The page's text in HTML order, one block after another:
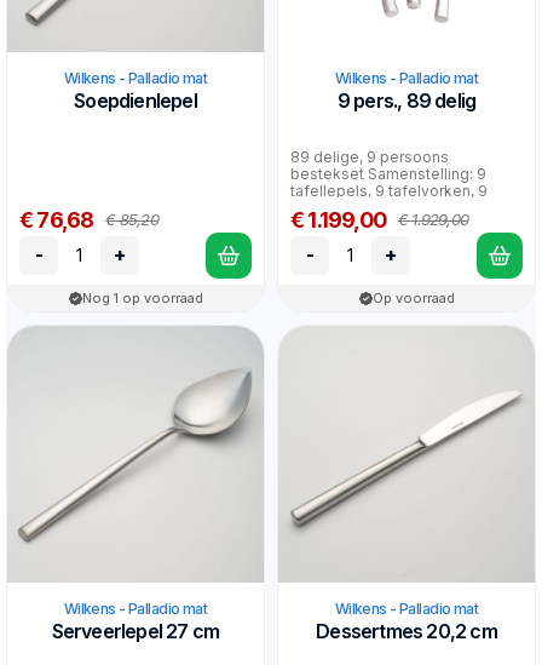
Wilkens - Palladio mat
Soepdienlepel
€ 76,68 € 85,20
- +
Nog 1 op voorraad
Wilkens - Palladio mat
9 pers., 89 delig
89 delige, 9 persoons
bestekset Samenstelling: 9
tafellepels, 9 tafelvorken, 9
€ 1.199,00 € 1.929,00
- +
Op voorraad
Wilkens - Palladio mat
Serveerlepel 27 cm
Wilkens - Palladio mat
Dessertmes 20,2 cm